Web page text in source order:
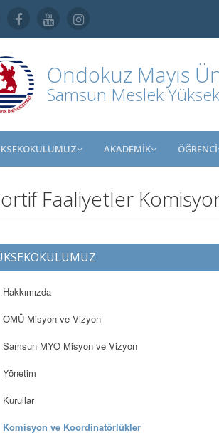
Ondokuz Mayıs
Samsun Meslek
AKADEMİK ÖĞRENCİ
Faaliyetler
Hakkımızda
OMÜ Misyon ve Vizyon
Samsun MYO Misyon ve Vizyon
Yönetim
Kurullar
Komisyon ve Koordinatörlükler